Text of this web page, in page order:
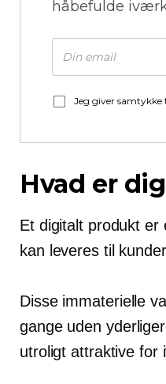
håbefulde
Jeg giver samtykke
Hvad er
Et digitalt produkt er
kan leveres til
Disse immaterielle
gange uden
utroligt attraktive